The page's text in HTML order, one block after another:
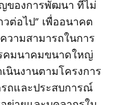
ของการพัฒนา ที่ไม่
ต่อไป” เพื่ออนาคต
วามสามารถในการ
คมนาคมขนาดใหญ่
นินงานตามโครงการ
ถและประสบการณ์